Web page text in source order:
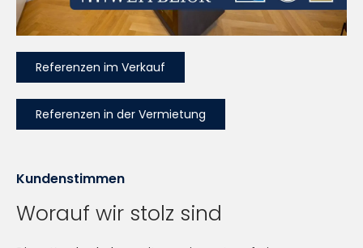
Referenzen im Verkauf
Referenzen in der Vermietung
Kundenstimmen
Worauf wir stolz sind